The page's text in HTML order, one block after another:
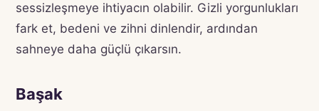
sessizleşmeye ihtiyacın olabilir. Gizli yorgunlukları
fark et, bedeni ve zihni dinlendir, ardından
sahneye daha güçlü çıkarsın.
Başak